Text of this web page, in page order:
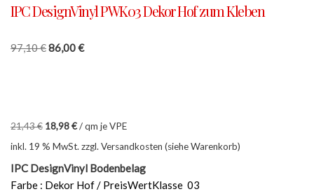
IPC DesignVinyl PWK03 Dekor Hof zum Kleben
97,10€86,00€
21,43€ 18,98€/qm je VPE
inkl. 19 % MwSt. zzgl. Versandkosten (siehe Warenkorb)
IPC DesignVinyl Bodenbelag
Farbe : Dekor Hof / PreisWertKlasse 03